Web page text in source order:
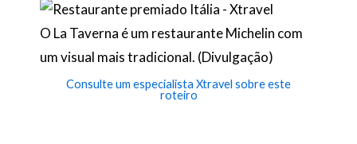
O La Taverna é um restaurante Michelin com
um visual mais tradicional. (Divulgação)
Consulte um especialista Xtravel sobre este
roteiro